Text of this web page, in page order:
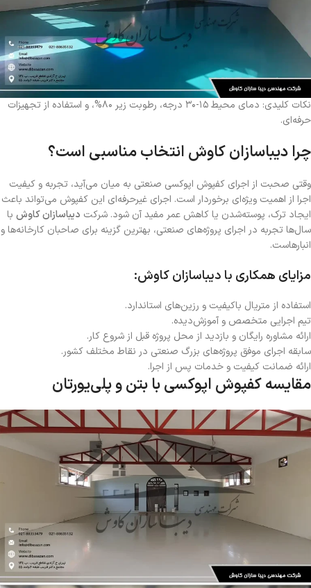
نکات کلیدی: دمای محیط ۱۵-۳۰ درجه، رطوبت زیر ۸۰%، و استفاده از تجهیزات
حرفه‌ای.
چرا دیباسازان کاوش انتخاب مناسبی است؟
وقتی صحبت از اجرای کفپوش اپوکسی صنعتی به میان می‌آید، تجربه و کیفیت
اجرا از اهمیت ویژه‌ای برخوردار است. اجرای غیرحرفه‌ای این کفپوش می‌تواند باعث
ایجاد ترک، پوسته‌شدن یا کاهش عمر مفید آن شود. شرکت دیباسازان کاوش با
سال‌ها تجربه در اجرای پروژه‌های صنعتی، بهترین گزینه برای صاحبان کارخانه‌ها و
انبارهاست.
مزایای همکاری با دیباسازان کاوش:
استفاده از متریال باکیفیت و رزین‌های استاندارد.
تیم اجرایی متخصص و آموزش‌دیده.
ارائه مشاوره رایگان و بازدید از محل پروژه قبل از شروع کار.
سابقه اجرای موفق پروژه‌های بزرگ صنعتی در نقاط مختلف کشور.
ارائه ضمانت کیفیت و خدمات پس از اجرا.
مقایسه کفپوش اپوکسی با بتن و پلی‌یورتان